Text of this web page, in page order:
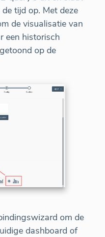
tijd op. Met deze
de visualisatie van
een historisch
op de
om de
dashboard of